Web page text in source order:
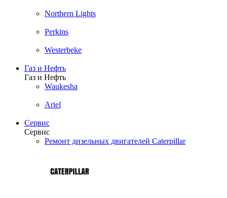
Northern Lights
Perkins
Westerbeke
Газ и Нефть
Газ и Нефть
Waukesha
Ariel
Сервис
Сервис
Ремонт дизельных двигателей Caterpillar